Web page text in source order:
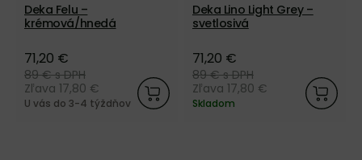
Deka Felu –
krémová/hnedá
71,20 €
89 €s DPH
Zľava 17,80 €
U vás do 3-4 týždňov
Deka Lino Light Grey –
svetlosivá
71,20 €
89 €s DPH
Zľava 17,80 €
Skladom